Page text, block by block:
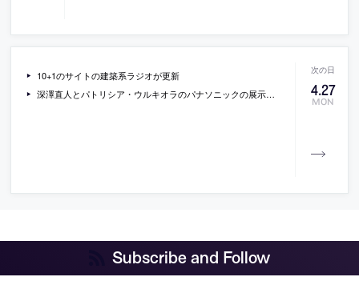
4.27
MON
10+1のサイトの建築系ラジオが更新
深澤直人とパトリシア・ウルキオラのパナソニックの展示会の写真
Subscribe and Follow